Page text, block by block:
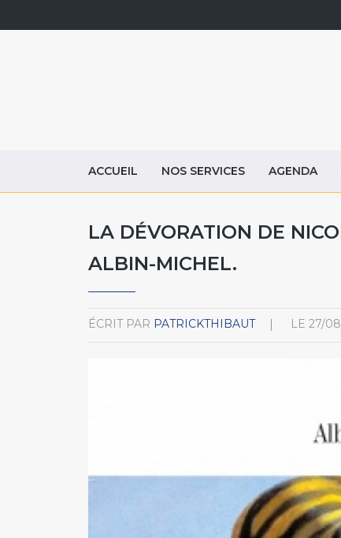
ACCUEIL NOS SERVICES AGENDA
LA DÉVORATION DE
ALBIN-MICHEL.
ÉCRIT PAR PATRICKTHIBAUT LE 27/